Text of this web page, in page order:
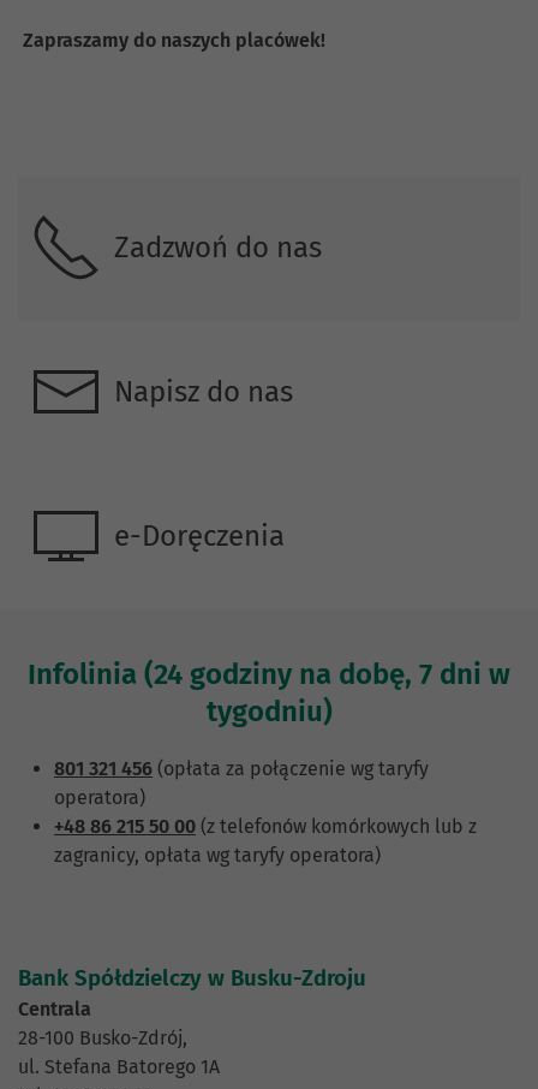
Zapraszamy do naszych placówek!
Zadzwoń do nas
Napisz do nas
e-Doręczenia
Infolinia (24 godziny na dobę, 7 dni w
tygodniu)
801 321 456 (opłata za połączenie wg taryfy
operatora)
+48 86 215 50 00 (z telefonów komórkowych lub z
zagranicy, opłata wg taryfy operatora)
Bank Spółdzielczy w Busku-Zdroju
Centrala
28-100 Busko-Zdrój,
ul. Stefana Batorego 1A